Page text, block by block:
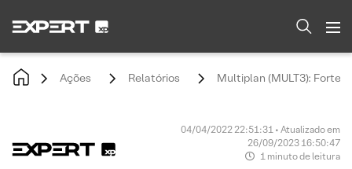
Ações Relatórios Multiplan (MULT3):
04/04/2022 22:51:31 • Atualizado em
26/09/2023 16:50:47
1 minuto de leitura